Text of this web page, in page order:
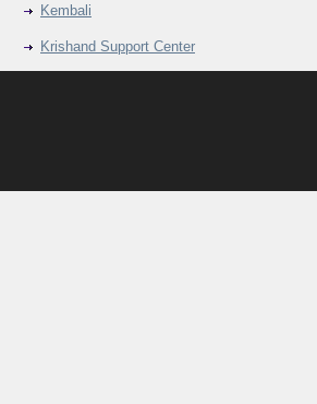
Kembali
Krishand Support Center